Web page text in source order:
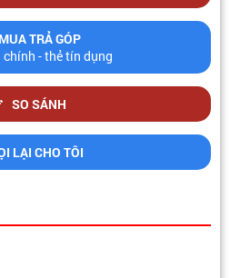
MUA TRẢ GÓP
- thẻ tín dụng
SO SÁNH
LẠI CHO TÔI